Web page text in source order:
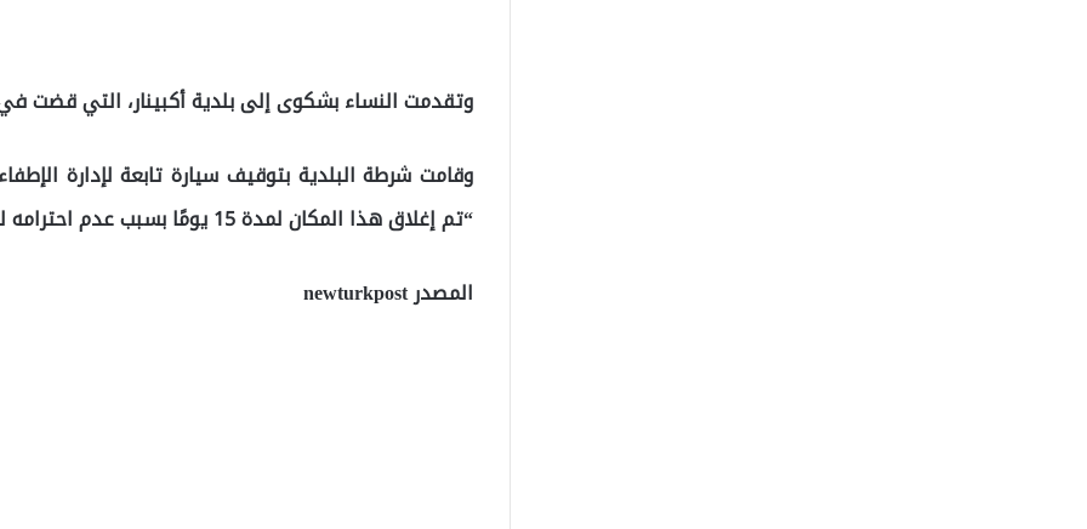
وتقدمت النساء بشكوى إلى بلدية أكبينار، التي قضت في
وقامت شرطة البلدية بتوقيف سيارة تابعة لإدارة
“تم إغلاق هذا المكان لمدة 15 يومًا بسبب عدم احترامه للنساء”.
المصدر newturkpost